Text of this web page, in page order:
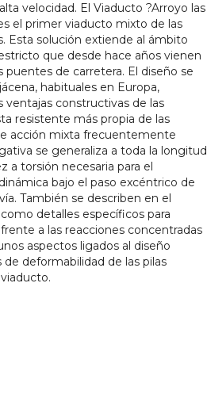
velocidad. El Viaducto ?Arroyo las
el primer viaducto mixto de las
Esta solución extiende al ámbito
que desde hace años vienen
puentes de carretera. El diseño se
habituales en Europa,
ventajas constructivas de las
resistente más propia de las
acción mixta frecuentemente
se generaliza a toda la longitud
a torsión necesaria para el
bajo el paso excéntrico de
También se describen en el
detalles específicos para
a las reacciones concentradas
aspectos ligados al diseño
deformabilidad de las pilas